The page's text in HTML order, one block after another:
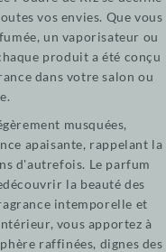
vos envies. Que vous
un vaporisateur ou
produit a été conçu
dans votre salon ou
musquées,
apaisante, rappelant la
d'autrefois. Le parfum
la beauté des
intemporelle et
vous apportez à
raffinées, dignes des